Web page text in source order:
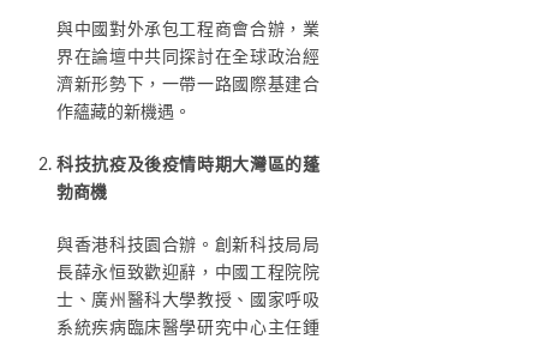
與中國對外承包工程商會合辦，業
界在論壇中共同探討在全球政治經
濟新形勢下，一帶一路國際基建合
作蘊藏的新機遇。
科技抗疫及後疫情時期大灣區的蓬
勃商機
與香港科技園合辦。創新科技局局
長薛永恒致歡迎辭，中國工程院院
士、廣州醫科大學教授、國家呼吸
系統疾病臨床醫學研究中心主任鍾